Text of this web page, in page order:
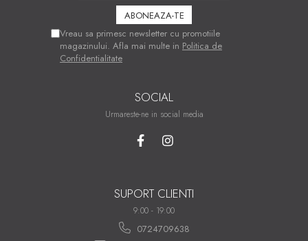
Vreau sa primesc newsletter cu promotiile
magazinului. Afla mai multe in Politica de
Confidentialitate
SOCIAL
Urmareste-ne in social media
SUPORT CLIENTI
9:00 - 19:00
0724709638